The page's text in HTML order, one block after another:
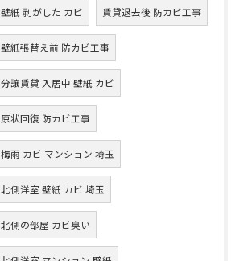
壁紙 剥がした カビ 賃貸退去後 防カビ工事
壁紙張替え前 防カビ工事
分譲賃貸 入居中 壁紙 カビ
原状回復 防カビ工事
梅雨 カビ マンション 埼玉
北側洋室 壁紙 カビ 埼玉
北側の部屋 カビ臭い